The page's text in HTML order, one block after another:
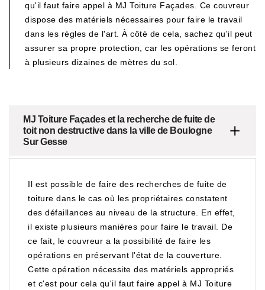
qu'il faut faire appel à MJ Toiture Façades. Ce couvreur
dispose des matériels nécessaires pour faire le travail
dans les règles de l'art. À côté de cela, sachez qu'il peut
assurer sa propre protection, car les opérations se feront
à plusieurs dizaines de mètres du sol.
MJ Toiture Façades et la recherche de fuite de
toit non destructive dans la ville de Boulogne
Sur Gesse
Il est possible de faire des recherches de fuite de
toiture dans le cas où les propriétaires constatent
des défaillances au niveau de la structure. En effet,
il existe plusieurs manières pour faire le travail. De
ce fait, le couvreur a la possibilité de faire les
opérations en préservant l'état de la couverture.
Cette opération nécessite des matériels appropriés
et c'est pour cela qu'il faut faire appel à MJ Toiture